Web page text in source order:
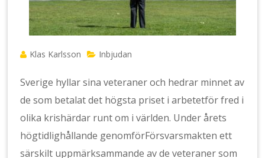
Klas Karlsson Inbjudan
Sverige hyllar sina veteraner och hedrar minnet av
de som betalat det högsta priset i arbetetför fred i
olika krishärdar runt om i världen. Under årets
högtidlighållande genomförFörsvarsmakten ett
särskilt uppmärksammande av de veteraner som